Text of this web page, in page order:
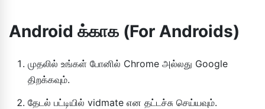
Android க்காக (For Androids)
முதலில் உங்கள் போனில் Chrome அல்லது Google
திறக்கவும்.
தேடல் பட்டியில் vidmate என தட்டச்சு செய்யவும்.